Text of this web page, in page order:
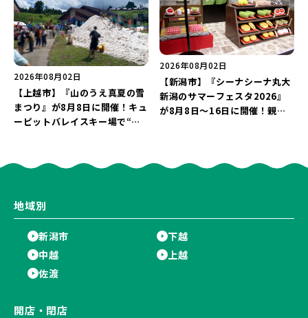
2026年08月02日
【上越市】『山のうえ真夏の雪
まつり』が8月8日に開催！キュ
ーピットバレイスキー場で“真
2026年08月02日
【新潟市】『シーナシーナ丸大
新潟のサマーフェスタ2026』
が8月8日～16日に開催！親子
地域別
新潟市
下越
中越
上越
佐渡
開店・閉店